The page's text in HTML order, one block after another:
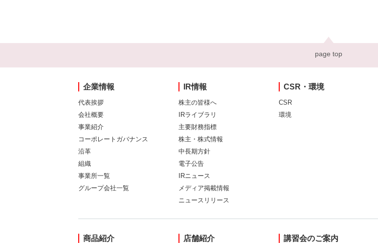
page top
企業情報
代表挨拶
会社概要
事業紹介
コーポレートガバナンス
沿革
組織
事業所一覧
グループ会社一覧
IR情報
株主の皆様へ
IRライブラリ
主要財務指標
株主・株式情報
中長期方針
電子公告
IRニュース
メディア掲載情報
ニュースリリース
CSR・環境
CSR
環境
商品紹介 店舗紹介 講習会のご案内